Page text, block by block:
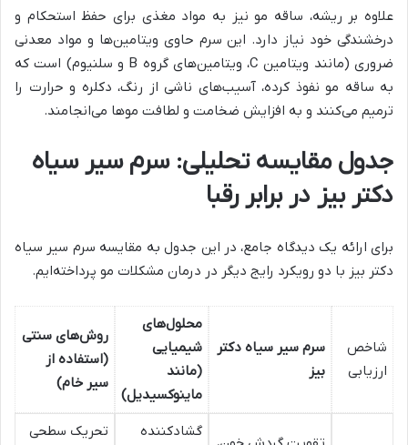
علاوه بر ریشه، ساقه مو نیز به مواد مغذی برای حفظ استحکام و
درخشندگی خود نیاز دارد. این سرم حاوی ویتامین‌ها و مواد معدنی
ضروری (مانند ویتامین C، ویتامین‌های گروه B و سلنیوم) است که
به ساقه مو نفوذ کرده، آسیب‌های ناشی از رنگ، دکلره و حرارت را
ترمیم می‌کنند و به افزایش ضخامت و لطافت موها می‌انجامند.
جدول مقایسه تحلیلی: سرم سیر سیاه
دکتر بیز در برابر رقبا
برای ارائه یک دیدگاه جامع، در این جدول به مقایسه سرم سیر سیاه
دکتر بیز با دو رویکرد رایج دیگر در درمان مشکلات مو پرداخته‌ایم.
شاخص
ارزیابی
سرم سیر سیاه دکتر
بیز
محلول‌های
شیمیایی
(مانند
ماینوکسیدیل)
روش‌های سنتی
(استفاده از
سیر خام)
گشادکننده تحریک سطحی